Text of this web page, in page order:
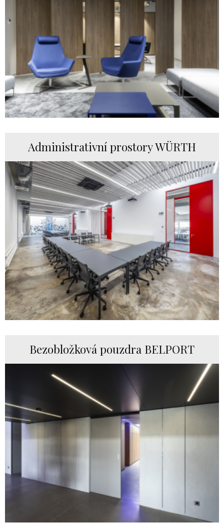
Administrativní prostory WÜRTH
Bezobložková pouzdra BELPORT